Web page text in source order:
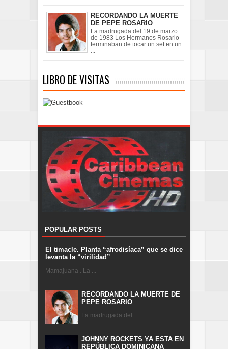
RECORDANDO LA MUERTE
DE PEPE ROSARIO
La madrugada del 19 de marzo
de 1983 Los Hermanos Rosario
terminaban de tocar un set en un
...
LIBRO DE VISITAS
POPULAR POSTS
El timacle. Planta “afrodisíaca” que se dice
levanta la “virilidad”
Mamajuana . La ...
RECORDANDO LA MUERTE DE
PEPE ROSARIO
La madrugada del ...
JOHNNY ROCKETS YA ESTA EN
REPÚBLICA DOMINICANA